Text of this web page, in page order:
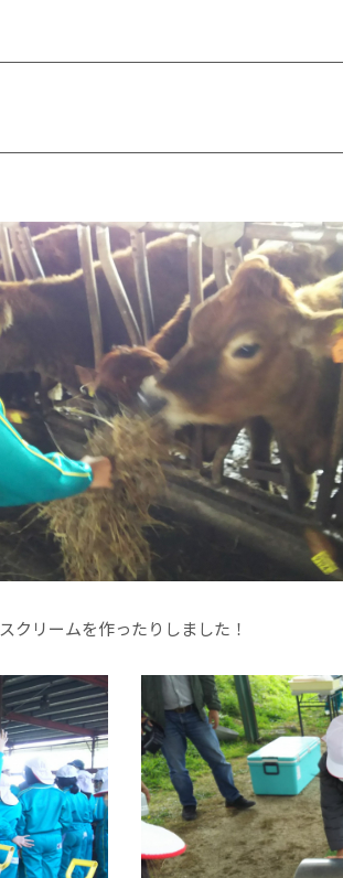
クリームを作ったりしました！